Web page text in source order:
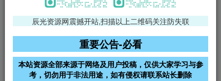
免费领支付宝红包
腾讯轻量4核4G3M服务器38元/
阿里云2核2G200M服务器68元/
年
雨云高防免备案服务器
辰光资源网震撼开站,扫描以上二维码关注防失联
重要公告-必看
本站资源全部来源于网络及用户投稿，仅供大家学习与参
考，切勿用于非法用途，如有侵权请联系站长删除